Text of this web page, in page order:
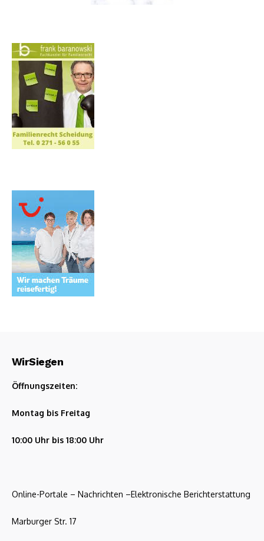
WirSiegen
Öffnungszeiten:
Montag bis Freitag
10:00 Uhr bis 18:00 Uhr
Online-Portale – Nachrichten –Elektronische Berichterstattung
Marburger Str. 17